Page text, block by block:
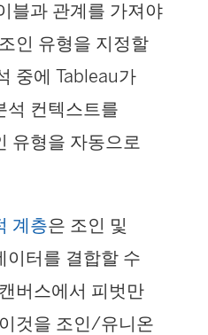
블과 관계를 가져야
인 유형을 지정할
중에 Tableau가
석 컨텍스트를
유형을 자동으로
계층은 조인 및
이터를 결합할 수
버스에서 피벗만
것을 조인/유니온